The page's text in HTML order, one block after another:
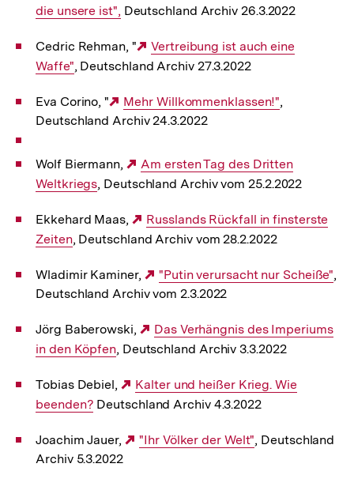
Link:
die unsere ist", Deutschland Archiv 26.3.2022
Cedric Rehman, "
Externer
Link:
Vertreibung ist auch eine
Waffe", Deutschland Archiv 27.3.2022
Eva Corino, "
Externer
Link:
Mehr Willkommenklassen!",
Deutschland Archiv 24.3.2022
Wolf Biermann,
Externer
Link:
Am ersten Tag des Dritten
Weltkriegs, Deutschland Archiv vom 25.2.2022
Ekkehard Maas,
Externer
Link:
Russlands Rückfall in finsterste
Zeiten, Deutschland Archiv vom 28.2.2022
Wladimir Kaminer,
Externer
Link:
"Putin verursacht nur Scheiße",
Deutschland Archiv vom 2.3.2022
Jörg Baberowski,
Externer
Link:
Das Verhängnis des Imperiums
in den Köpfen, Deutschland Archiv 3.3.2022
Tobias Debiel,
Externer
Link:
Kalter und heißer Krieg. Wie
beenden? Deutschland Archiv 4.3.2022
Joachim Jauer,
Externer
"Ihr Völker der Welt", Deutschland
Archiv 5.3.2022